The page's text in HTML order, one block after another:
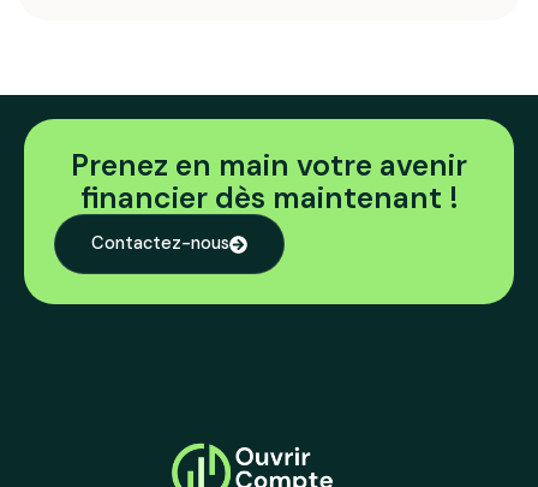
Prenez en main votre avenir
financier dès maintenant !
Contactez-nous